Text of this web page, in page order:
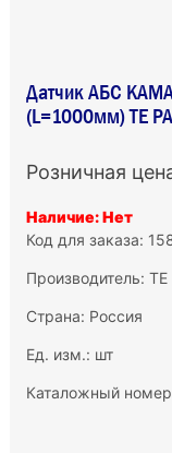
Датчик АБС
(L=1000мм) TE
Розничная
Наличие: Нет
Код для заказа:
Производитель: TE
Страна: Россия
Ед. изм.: шт
Каталожный